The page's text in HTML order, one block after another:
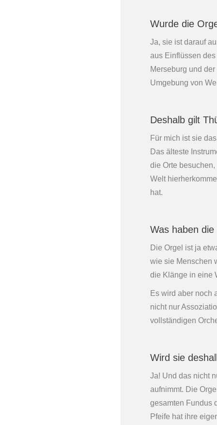
Wurde die
Ja, sie ist darauf
aus Einflüssen
Merseburg und
Umgebung von
Deshalb gilt
Für mich ist sie
Das älteste
die Orte
Welt
hat.
Was haben
Die Orgel ist ja
wie sie Menschen
die Klänge in eine
Es wird aber noch
nicht nur
vollständigen
Wird sie
Ja! Und das nicht
aufnimmt. Die
gesamten Fundus
Pfeife hat ihre